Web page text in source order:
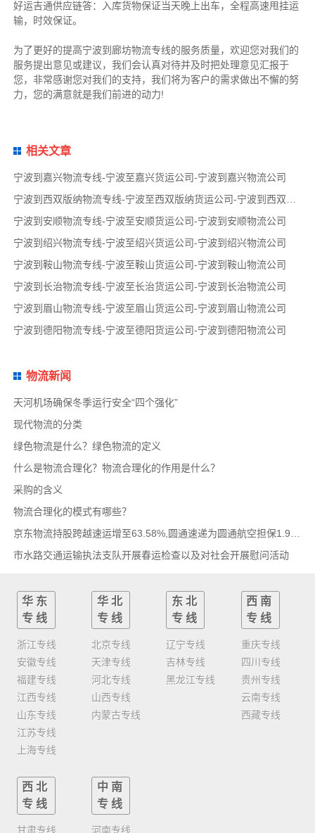
好运吉通供应链答：入库货物保证当天晚上出车，全程高速甩挂运
输，时效保证。
为了更好的提高宁波到廊坊物流专线的服务质量，欢迎您对我们的
服务提出意见或建议，我们会认真对待并及时把处理意见汇报于
您，非常感谢您对我们的支持，我们将为客户的需求做出不懈的努
力，您的满意就是我们前进的动力!
相关文章
宁波到嘉兴物流专线-宁波至嘉兴货运公司-宁波到嘉兴物流公司
宁波到安顺物流专线-宁波至安顺货运公司-宁波到安顺物流公司
宁波到绍兴物流专线-宁波至绍兴货运公司-宁波到绍兴物流公司
宁波到鞍山物流专线-宁波至鞍山货运公司-宁波到鞍山物流公司
宁波到长治物流专线-宁波至长治货运公司-宁波到长治物流公司
宁波到眉山物流专线-宁波至眉山货运公司-宁波到眉山物流公司
宁波到德阳物流专线-宁波至德阳货运公司-宁波到德阳物流公司
物流新闻
天河机场确保冬季运行安全“四个强化”
现代物流的分类
绿色物流是什么？绿色物流的定义
什么是物流合理化？物流合理化的作用是什么？
采购的含义
物流合理化的模式有哪些？
市水路交通运输执法支队开展春运检查以及对社会开展慰问活动
华东
专线
浙江专线
安徽专线
福建专线
江西专线
山东专线
江苏专线
上海专线
华北
专线
北京专线
天津专线
河北专线
山西专线
内蒙古专线
东北
专线
辽宁专线
吉林专线
黑龙江专线
西南
专线
重庆专线
四川专线
贵州专线
云南专线
西藏专线
西北
专线
甘肃专线
中南
专线
河南专线